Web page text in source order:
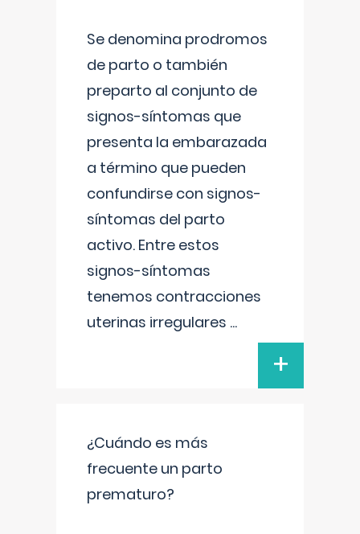
Se denomina prodromos
de parto o también
preparto al conjunto de
signos-síntomas que
presenta la embarazada
a término que pueden
confundirse con signos-
síntomas del parto
activo. Entre estos
signos-síntomas
tenemos contracciones
uterinas irregulares ...
+
¿Cuándo es más
frecuente un parto
prematuro?